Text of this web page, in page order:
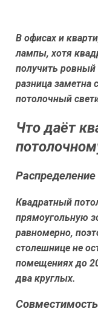
В офисах и
лампы, хотя
получить ровный
разница заметна
потолочный
Что даёт
Квадратный
прямоугольную
равномерно,
столешнице не
помещениях до
два круглых.